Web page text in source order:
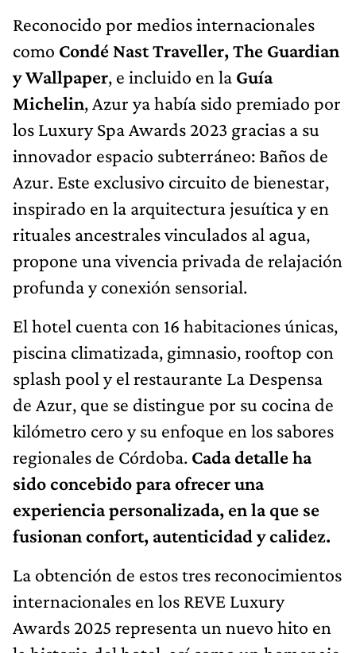
Reconocido por medios internacionales
como Condé Nast Traveller, The Guardian
y Wallpaper, e incluido en la Guía
Michelin, Azur ya había sido premiado por
los Luxury Spa Awards 2023 gracias a su
innovador espacio subterráneo: Baños de
Azur. Este exclusivo circuito de bienestar,
inspirado en la arquitectura jesuítica y en
rituales ancestrales vinculados al agua,
propone una vivencia privada de relajación
profunda y conexión sensorial.
El hotel cuenta con 16 habitaciones únicas,
piscina climatizada, gimnasio, rooftop con
splash pool y el restaurante La Despensa
de Azur, que se distingue por su cocina de
kilómetro cero y su enfoque en los sabores
regionales de Córdoba. Cada detalle ha
sido concebido para ofrecer una
experiencia personalizada, en la que se
fusionan confort, autenticidad y calidez.
La obtención de estos tres reconocimientos
internacionales en los REVE Luxury
Awards 2025 representa un nuevo hito en